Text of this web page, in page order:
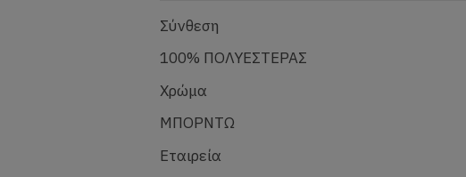
Σύνθεση
100% ΠΟΛΥΕΣΤΕΡΑΣ
Χρώμα
ΜΠΟΡΝΤΩ
Εταιρεία